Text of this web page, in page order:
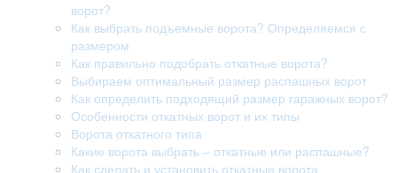
ворот?
Как выбрать подъемные ворота? Определяемся с
размером
Как правильно подобрать откатные ворота?
Выбираем оптимальный размер распашных ворот
Как определить подходящий размер гаражных ворот?
Особенности откатных ворот и их типы
Ворота откатного типа
Какие ворота выбрать – откатные или распашные?
Как сделать и установить откатные ворота